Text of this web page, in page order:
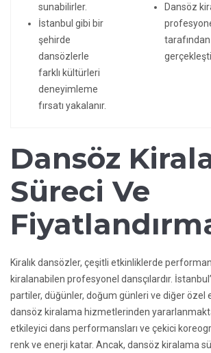
sunabilirler.
İstanbul gibi bir
şehirde
dansözlerle
farklı kültürleri
deneyimleme
fırsatı yakalanır.
Dansöz
tarafından
Dansöz
Süreci Ve
Kiralık dansözler, çeşitli etkinliklerde
kiralanabilen profesyonel dansçılardır.
partiler, düğünler, doğum günleri ve diğer özel
dansöz kiralama hizmetlerinden
etkileyici dans performansları ve çekici
renk ve enerji katar. Ancak, dansöz kiralama